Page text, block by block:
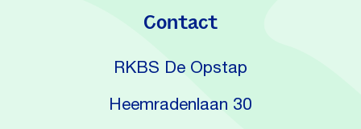
Contact
RKBS De Opstap
Heemradenlaan 30